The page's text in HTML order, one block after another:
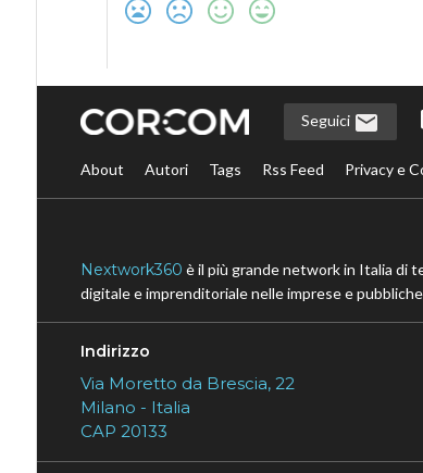
Seguici
About Autori Tags Rss Feed Privacy e
Nextwork360 è il più grande network in Italia di
digitale e imprenditoriale nelle imprese e
Indirizzo
Via Moretto da Brescia, 22
Milano - Italia
CAP 20133